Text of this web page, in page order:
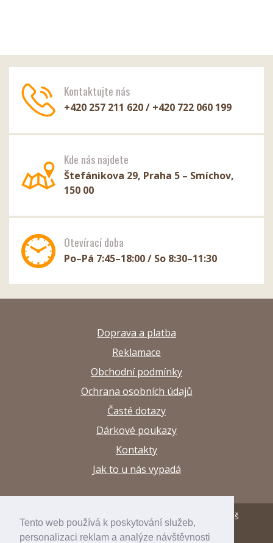
Tento web používá k poskytování služeb,
personalizaci reklam a analýze návštěvnosti
Kontaktujte nás
+420 257 211 620 / +420 722 060 199
Kde nás najdete
Štefánikova 29, Praha 5 – Smíchov,
150 00
Otevírací doba
Po–Pá 7:45–18:00 / So 8:30–11:30
Doprava a platba
Reklamace
Obchodní podmínky
Ochrana osobních údajů
Časté dotazy
Dárkové poukazy
Kontakty
Jak to u nás vypadá
© 2013–2026 Papírnictví a výtvarné potřeby Arttuš